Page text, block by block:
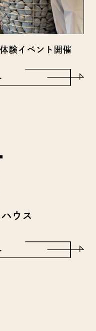
体験イベント開催
ウス